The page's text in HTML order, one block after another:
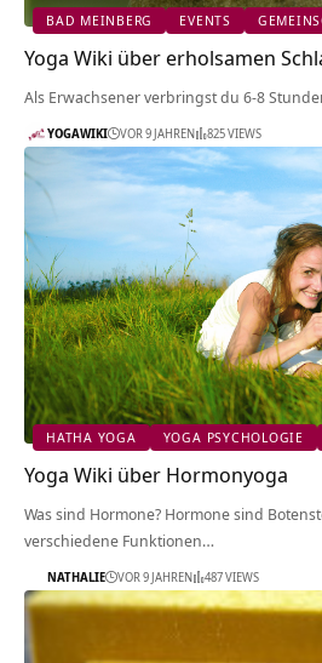
BAD MEINBERG EVENTS
Yoga Wiki über erholsamen
Als Erwachsener verbringst du 6-8
YOGAWIKI VOR 9 JAHREN 825 VIEWS
HATHA YOGA YOGA PSYCHOLOGIE
Yoga Wiki über Hormonyoga
Was sind Hormone? Hormone sind
verschiedene Funktionen…
NATHALIE VOR 9 JAHREN 487 VIEWS